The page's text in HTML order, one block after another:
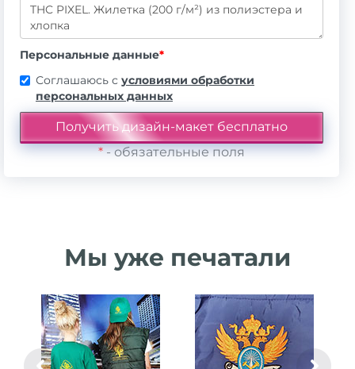
Персональные данные*
Соглашаюсь с условиями обработки
персональных данных
*- обязательные поля
Мы уже печатали